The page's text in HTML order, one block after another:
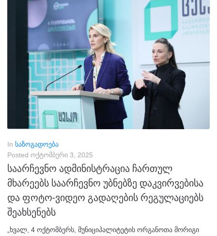
In საზოგადოება
Posted ოქტომბერი 3, 2025
საარჩევნო ადმინისტრაცია ჩართულ
მხარეებს საარჩევნო უბნებზე დაკვირვებისა
და ფოტო-ვიდეო გადაღების რეგულაციებს
შეახსენებს
„ხვალ, 4 ოქტომბერს, მუნიციპალიტეტის ორგანოთა მორიგი